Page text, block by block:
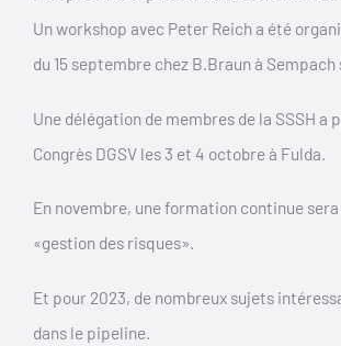
Un workshop avec Peter Reich a été
du 15 septembre chez B.Braun à
Une délégation de membres de la SSSH a
Congrès DGSV les 3 et 4 octobre à Fulda.
En novembre, une formation continue
«gestion des risques».
Et pour 2023, de nombreux sujets
dans le pipeline.